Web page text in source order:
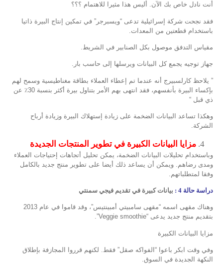
أنت نادل خاص بك الآن. أليس هذا مثيرا للاهتمام ؟؟؟
فقد نجحت شركة إسرائيلية تدعى “ويسبرجر” في تمكين إنتاج البيرة ذاتيا
باستخدام قطعتين من المعدات.
مقياس التدفق موصول بكل الصنابير في الشريط.
جهاز توجيه يجمع كل البيانات ويرسلها إلى حاسب بار.
” يلاحظ كارلسبيرج أنه عندما تم إعطاء العملاء بطاقة مغناطيسية وسمح لهم
بإكساء البيرة بأنفسهم، فقد انتهى بهم الأمر بتناول بيرة أكثر بنسبة 30٪ عن
ذي قبل “
وهكذا تساعد البيانات الضخمة على زيادة إستهلاك البيرة وزيادة أرباح
الشركة.
مزايا البيانات الكبيرة في تطوير المنتجات الجديدة
وباستخدام تحليلات البيانات الضخمة، يمكن تحليل أتجاهات إحتياجات العملاء
ومدى رضاهم. ويمكن أن يساعد ذلك أيضا على تطوير منتج جديد بالكامل
وفقا لمتطلباتهم.
دراسة حالة 4 : بيانات كبيرة في تقديم فيجي سمنتي
وهناك مقهى اسمه “مقهى سامبيتي أمبينتيس”، وقد قاموا في عام 2013
بتقديم منتج جديد يدعى “Veggie smoothie”.
مزايا البيانات الكبيرة
وفي وقت ابكر باعوا “الفواكه صقل” فقط. لكنهم قرروا المجازفة بإطلاق
النكهة الجديدة في السوق.